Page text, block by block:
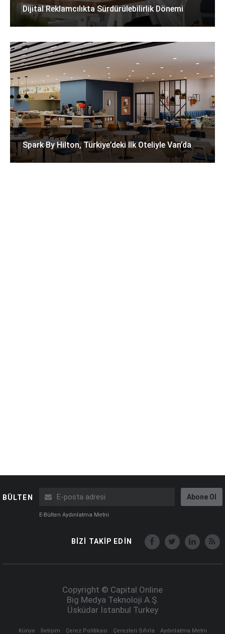
Dijital Reklamcılıkta Sürdürülebilirlik Dönemi
Spark By Hilton, Türkiye’deki Ilk Oteliyle Van’da
BÜLTEN Abone Ol
E-Bülten Aydınlatma Metni
BİZİ TAKİP EDİN
Copyright © Capital Online
Big Medya Teknoloji A.Ş.
Üsküdar İstanbul Turkey
Künye İletişim Çerez Politikası Çerezleri Sıfırla Aydınlatma Metni